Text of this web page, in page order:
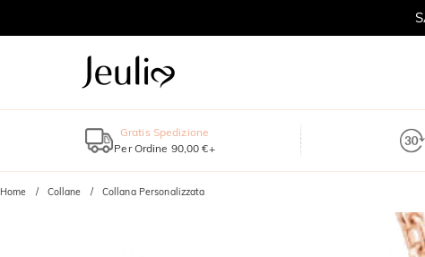
Gratis Spedizione
Per Ordine 90,00 €+
Home Collane Collana Personalizzata